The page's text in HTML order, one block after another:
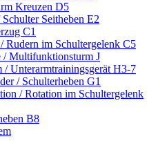
Kreuzen D5
Seitheben E2
C1
Rudern im Schultergelenk C5
/ Multifunktionsturm J
/ Unterarmtrainingsgerät H3-7
/ Schulterheben G1
/ Rotation im Schultergelenk
B8